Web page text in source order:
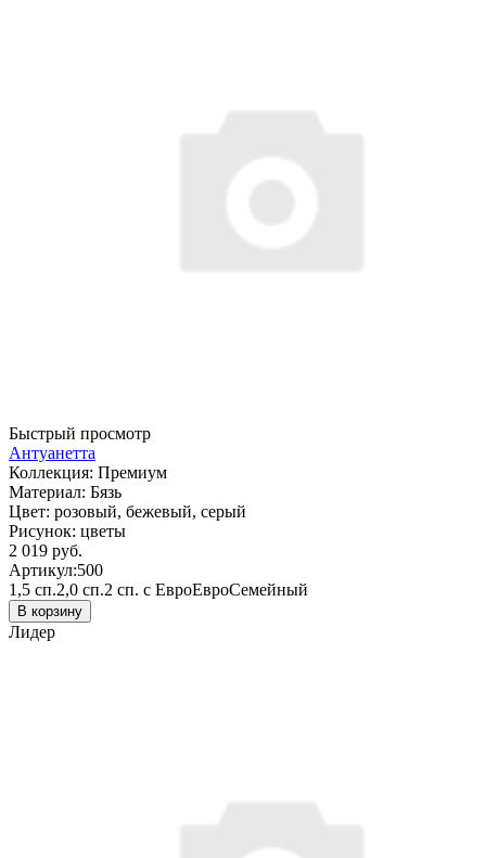
Быстрый просмотр
Антуанетта
Коллекция: Премиум
Материал: Бязь
Цвет: розовый, бежевый, серый
Рисунок: цветы
2 019 руб.
Артикул:500
1,5 сп.2,0 сп.2 сп. с ЕвроЕвроСемейный
В корзину
Лидер